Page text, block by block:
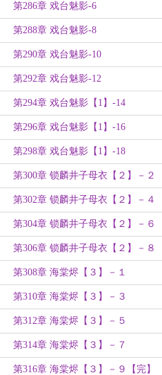
第286章 戏台魅影-6
第288章 戏台魅影-8
第290章 戏台魅影-10
第292章 戏台魅影-12
第294章 戏台魅影【1】-14
第296章 戏台魅影【1】-16
第298章 戏台魅影【1】-18
第300章 锁麟井子母衣【２】－２
第302章 锁麟井子母衣【２】－４
第304章 锁麟井子母衣【２】－６
第306章 锁麟井子母衣【２】－８
第308章 海棠烬【３】－１
第310章 海棠烬【３】－３
第312章 海棠烬【３】－５
第314章 海棠烬【３】－７
第316章 海棠烬【３】－９【完】